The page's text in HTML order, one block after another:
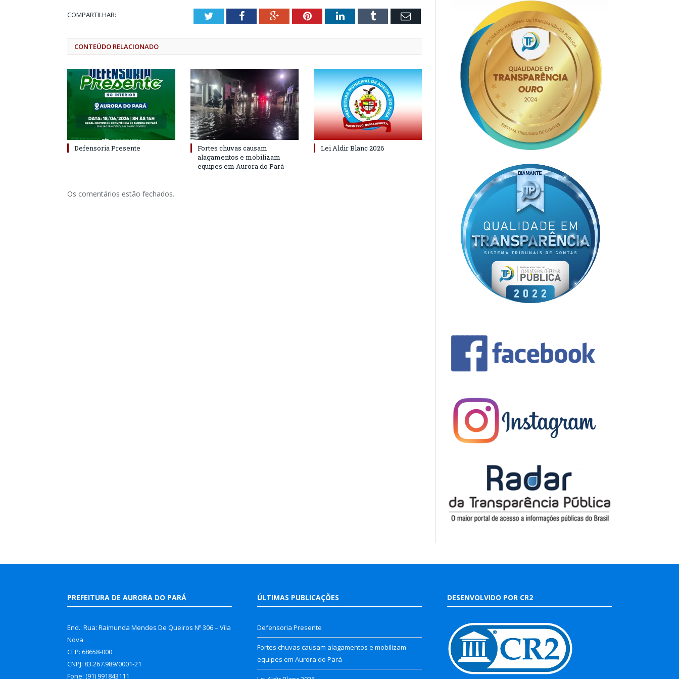
COMPARTILHAR: TwitterFacebookGoogle+PinterestLinkedInTumblr Email
CONTEÚDO RELACIONADO
Defensoria Presente
Fortes chuvas causam
alagamentos e mobilizam
equipes em Aurora do Pará
Lei Aldir Blanc 2026
Os comentários estão fechados.
PREFEITURA DE AURORA DO PARÁ
End.: Rua: Raimunda Mendes De Queiros Nº 306 – Vila
Nova
CEP: 68658-000
CNPJ: 83.267.989/0001-21
Fone: (91) 991843111
ÚLTIMAS PUBLICAÇÕES
Defensoria Presente
Fortes chuvas causam alagamentos e mobilizam
equipes em Aurora do Pará
DESENVOLVIDO POR CR2